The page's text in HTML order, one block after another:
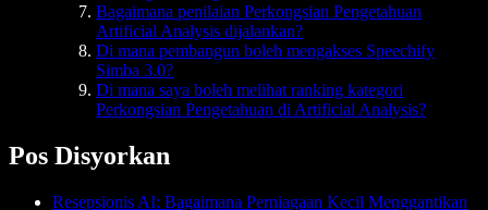
Bagaimana penilaian Perkongsian Pengetahuan
Artificial Analysis dijalankan?
Di mana pembangun boleh mengakses Speechify
Simba 3.0?
Di mana saya boleh melihat ranking kategori
Perkongsian Pengetahuan di Artificial Analysis?
Pos Disyorkan
Resepsionis AI: Bagaimana Perniagaan Kecil Menggantikan